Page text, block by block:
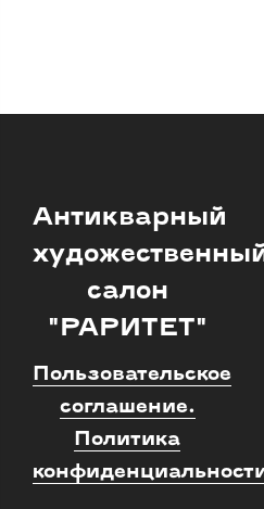
Антикварный
салон
"РАРИТЕТ"
Пользовательское
соглашение.
Политика